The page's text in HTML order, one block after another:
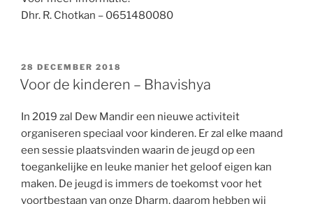
Dhr. R. Chotkan – 0651480080
GEPLAATST
OP
28 DECEMBER 2018
Voor de kinderen – Bhavishya
In 2019 zal Dew Mandir een nieuwe activiteit
organiseren speciaal voor kinderen. Er zal elke maand
een sessie plaatsvinden waarin de jeugd op een
toegankelijke en leuke manier het geloof eigen kan
maken. De jeugd is immers de toekomst voor het
voortbestaan van onze Dharm, daarom hebben wij